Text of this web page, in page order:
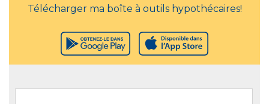
Télécharger ma boîte à outils hypothécaires!